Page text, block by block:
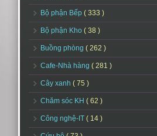
Bộ phận Bếp ( 333 )
Bộ phận Kho ( 38 )
Buồng phòng ( 262 )
Cafe-Nhà hàng ( 281 )
Cây xanh ( 75 )
Chăm sóc KH ( 62 )
Công nghệ-IT ( 14 )